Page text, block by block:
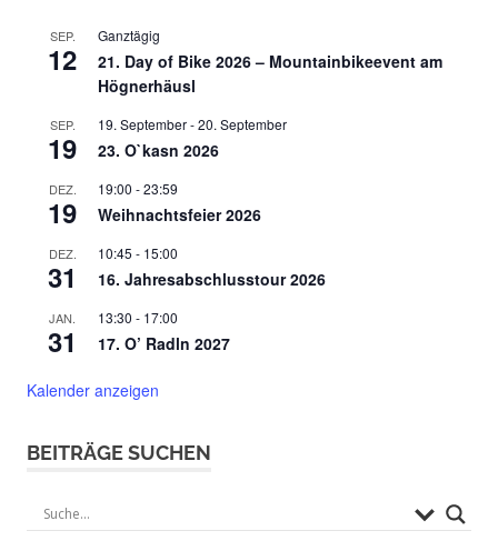
SEP.
12
Ganztägig
21. Day of Bike 2026 – Mountainbikeevent am
Högnerhäusl
SEP.
19
19. September-20. September
23. O`kasn 2026
DEZ.
19
19:00 -23:59
Weihnachtsfeier 2026
DEZ.
31
10:45 - 15:00
16. Jahresabschlusstour 2026
JAN.
31
13:30 - 17:00
17. O’ Radln 2027
Kalender anzeigen
BEITRÄGE SUCHEN